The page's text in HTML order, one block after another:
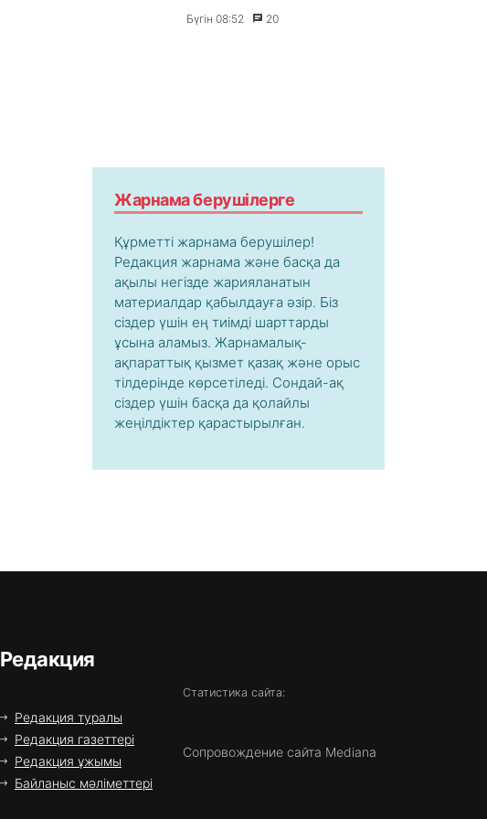
Бүгін 08:52 20
Жарнама берушілерге
Құрметті жарнама берушілер!
Редакция жарнама және басқа да
ақылы негізде жарияланатын
материалдар қабылдауға әзір. Біз
сіздер үшін ең тиімді шарттарды
ұсына аламыз. Жарнамалық-
ақпараттық қызмет қазақ және орыс
тілдерінде көрсетіледі. Сондай-ақ
сіздер үшін басқа да қолайлы
жеңілдіктер қарастырылған.
Редакция
Редакция туралы
Редакция газеттері
Редакция ұжымы
Байланыс мәліметтері
Статистика сайта:
Сопровождение сайта Mediana